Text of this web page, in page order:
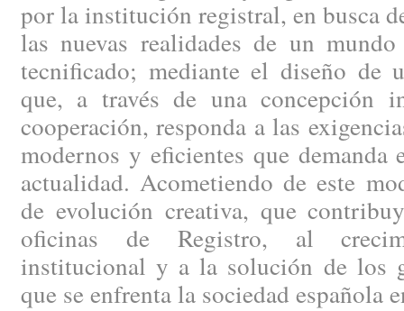
por la institución registral, en busca
las nuevas realidades de un
tecnificado; mediante el diseño de
que, a través de una concepción
cooperación, responda a las
modernos y eficientes que
actualidad. Acometiendo de este
de evolución creativa, que
oficinas de Registro, al
institucional y a la solución de los
que se enfrenta la sociedad española